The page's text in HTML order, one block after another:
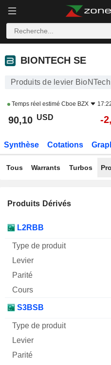
BIONTECH SE
BIONTECH SE
Produits de levier
Temps réel estimé Cboe BZX
90,10 USD -
Synthèse Cotations
Tous Warrants Turbos
Produits Dérivés
Mnemo Type produit
L2RBB
S3BSB